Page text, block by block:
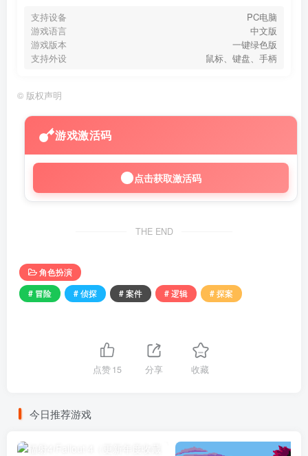
支持设备
PC电脑
游戏语言
中文版
游戏版本
一键绿色版
支持外设
鼠标、键盘、手柄
© 版权声明
游戏激活码
点击获取激活码
THE END
角色扮演
# 冒险
# 侦探 # 案件 # 逻辑 # 探案
点赞15 分享 收藏
今日推荐游戏